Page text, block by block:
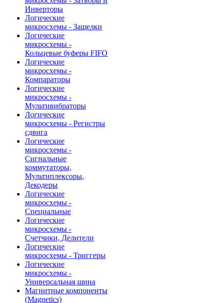
Инверторы
Логические
микросхемы - Защелки
Логические
микросхемы -
Кольцевые буферы FIFO
Логические
микросхемы -
Компараторы
Логические
микросхемы -
Мультивибраторы
Логические
микросхемы - Регистры
сдвига
Логические
микросхемы -
Сигнальные
коммутаторы,
Мультиплексоры,
Декодеры
Логические
микросхемы -
Специальные
Логические
микросхемы -
Счетчики, Делители
Логические
микросхемы - Триггеры
Логические
микросхемы -
Универсальная шина
Магнитные компоненты
(Magnetics)